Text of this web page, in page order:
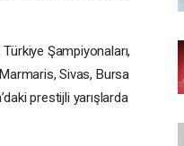
Şampiyonaları,
Sivas, Bursa
prestijli yarışlarda